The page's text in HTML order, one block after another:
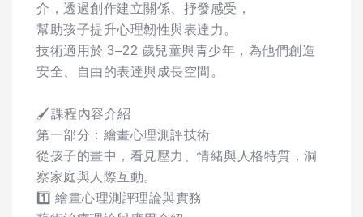
介，透過創作建立關係、抒發感受，
幫助孩子提升心理韌性與表達力。
技術適用於 3–22 歲兒童與青少年，為他們創造
安全、自由的表達與成長空間。
🖌️課程內容介紹
第一部分：繪畫心理測評技術
從孩子的畫中，看見壓力、情緒與人格特質，洞
察家庭與人際互動。
1️⃣ 繪畫心理測評理論與實務